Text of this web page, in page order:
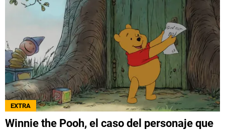
EXTRA
Winnie the Pooh, el caso del personaje que